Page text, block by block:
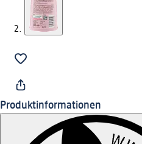
Produktinformationen